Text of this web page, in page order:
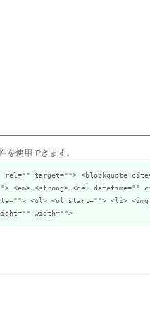
を使用できます。
target=""> <blockquote
<em> <strong> <del datetime=""
<ul> <ol start=""> <li>
width="">